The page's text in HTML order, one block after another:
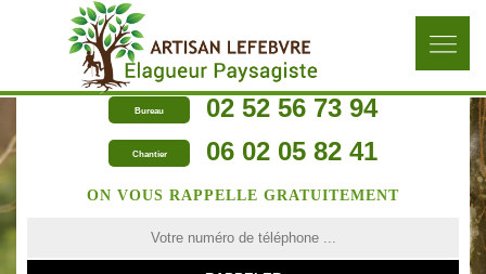
Bureau 02 52 56 73 94
Chantier 06 02 05 82 41
ON VOUS RAPPELLE GRATUITEMENT